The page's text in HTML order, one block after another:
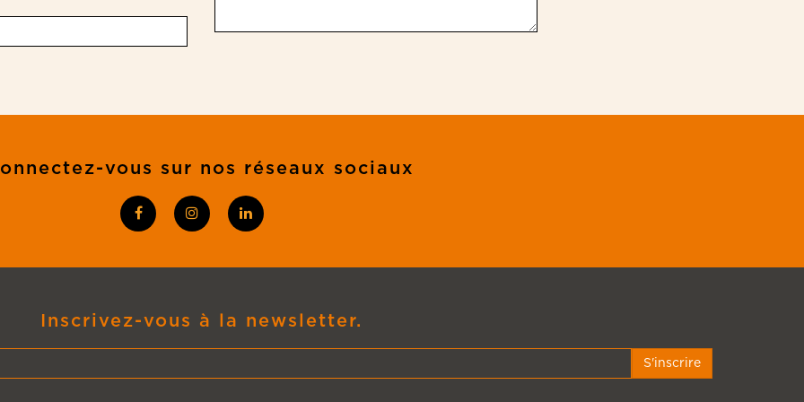
vous sur nos réseaux sociaux
Inscrivez-vous à la newsletter.
S'inscrire